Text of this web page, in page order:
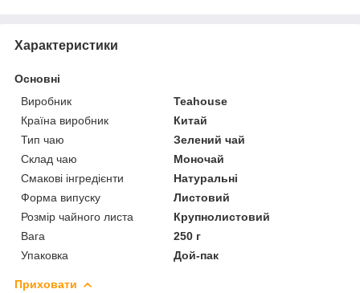
Характеристики
Основні
Виробник
Teahouse
Країна виробник
Китай
Тип чаю
Зелений чай
Склад чаю
Моночай
Смакові інгредієнти
Натуральні
Форма випуску
Листовий
Розмір чайного листа
Крупнолистовий
Вага
250 г
Упаковка
Дой-пак
Приховати